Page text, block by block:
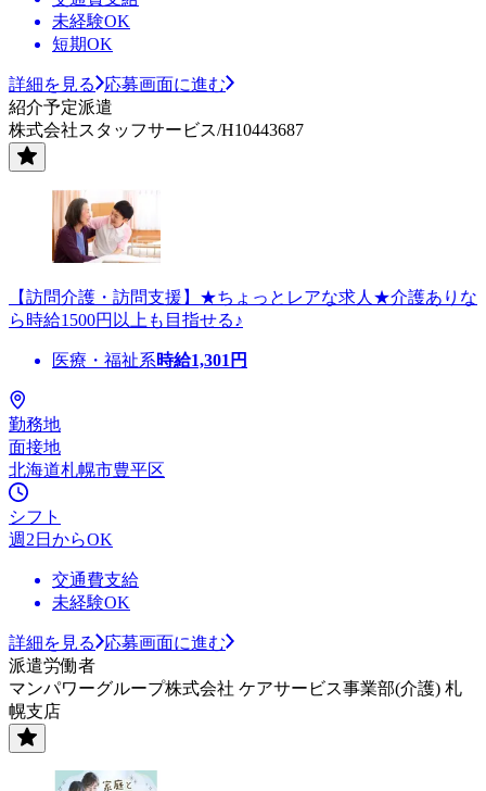
未経験OK
短期OK
詳細を見る
応募画面に進む
紹介予定派遣
株式会社スタッフサービス/H10443687
【訪問介護・訪問支援】★ちょっとレアな求人★介護ありな
ら時給1500円以上も目指せる♪
医療・福祉系時給1,301 円
勤務地
面接地
北海道札幌市豊平区
シフト
週2日からOK
交通費支給
未経験OK
詳細を見る
応募画面に進む
派遣労働者
マンパワーグループ株式会社 ケアサービス事業部(介護) 札
幌支店